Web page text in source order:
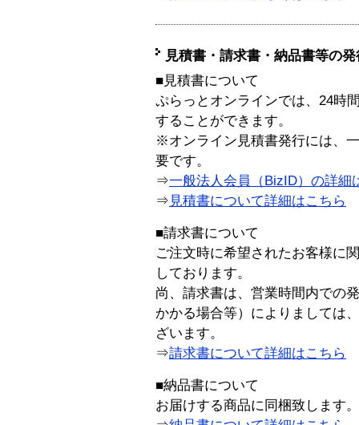
見積書・請求書・納品書等の
■見積書について
ぷらっとオンラインでは、24時
することができます。
※オンライン見積書発行には、
要です。
⇒一般法人会員（BizID）の詳細
⇒ 見積書について詳細はこちら
■請求書について
ご注文時に希望されたお客様に
しております。
尚、請求書は、営業時間内での
かかる場合等）によりましては
ざいます。
⇒請求書について詳細はこちら
■納品書について
お届けする商品に同梱致します。